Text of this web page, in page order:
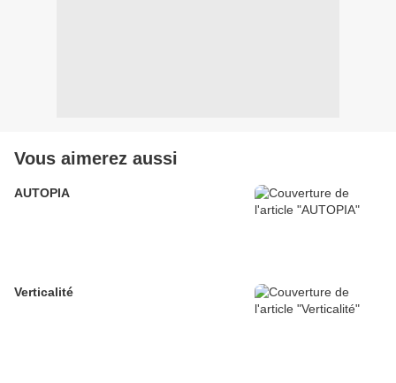
Vous aimerez aussi
AUTOPIA
Verticalité